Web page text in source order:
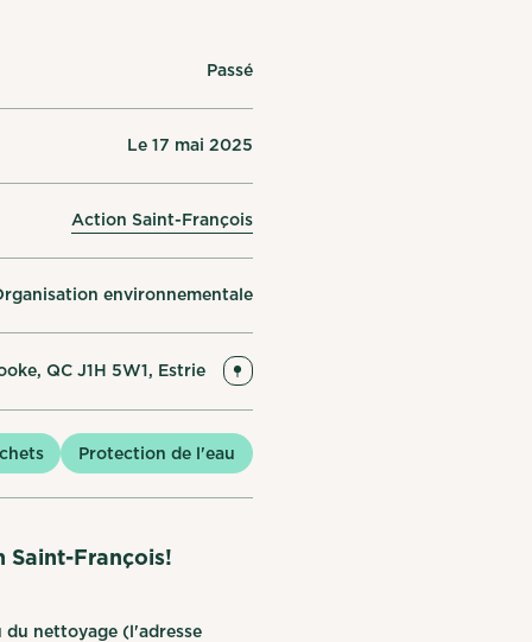
Passé
Le 17 mai 2025
Action Saint-François
environnementale
QC J1H 5W1, Estrie
Protection de l'eau
Saint-François!
nettoyage (l'adresse